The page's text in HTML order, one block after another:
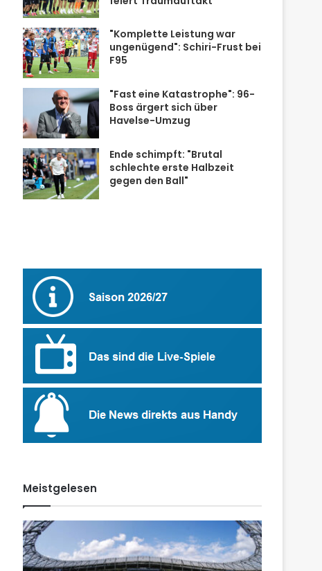
"Komplette Leistung war
ungenügend": Schiri-Frust bei
F95
"Fast eine Katastrophe": 96-
Boss ärgert sich über
Havelse-Umzug
Ende schimpft: "Brutal
schlechte erste Halbzeit
gegen den Ball"
Meistgelesen